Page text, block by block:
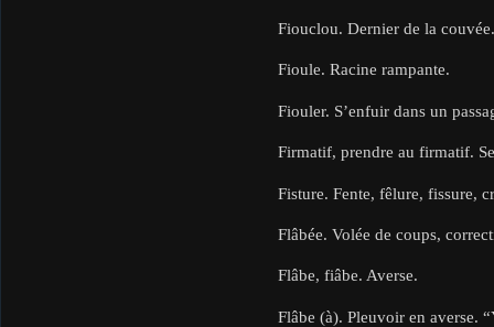
Fiouclou. Dernier de la couvée.
Fioule. Racine rampante.
Fiouler. S’enfuir dans un
Firmatif, prendre au firmatif.
Fisture. Fente, fêlure, fissure,
Flâbée. Volée de coups,
Flâbe, fiâbe. Averse.
Flâbe (à). Pleuvoir en averse.